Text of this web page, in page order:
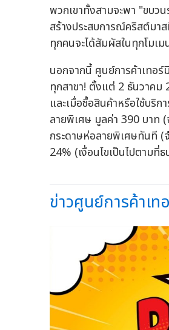
พวกเขาทั้งสามจะพา "ขบว
สร้างประสบการณ์คริสต์มา
ทุกคนจะได้สัมผัสในทุกโมเ
นอกจากนี้ ศูนย์การค้าเทอ
ทุกสาขา! ตั้งแต่ 2 ธันวาคม
และเมื่อซื้อสินค้าหรือใช้บริ
ลายพิเศษ มูลค่า 390 บาท
กระดาษห่อลายพิเศษทันที (
24% (เงื่อนไขเป็นไปตาม
ข่าวศูนย์การค้าเ